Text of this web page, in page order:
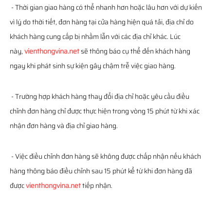
- Thời gian giao hàng có thể nhanh hơn hoặc lâu hơn với dự kiến
vì lý do thời tiết, đơn hàng tại cửa hàng hiện quá tải, địa chỉ do
khách hàng cung cấp bị nhầm lẫn với các địa chỉ khác. Lúc
này,vienthongvina.netsẽ thông báo cụ thể đến khách hàng
ngay khi phát sinh sự kiện gây chậm trễ việc giao hàng.
- Trường hợp khách hàng thay đổi địa chỉ hoặc yêu cầu điều
chỉnh đơn hàng chỉ được thực hiện trong vòng 15 phút từ khi xác
nhận đơn hàng và địa chỉ giao hàng.
- Việc điều chỉnh đơn hàng sẽ không được chấp nhận nếu khách
hàng thông báo điều chỉnh sau 15 phút kể từ khi đơn hàng đã
đượcvienthongvina.nettiếp nhận.